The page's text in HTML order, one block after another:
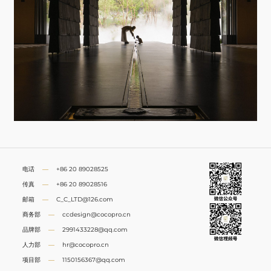
电话 —
+86 20 89028525
传真
—
+86 20 89028516
邮箱
—
C_C_LTD@126.com
商务部
—
ccdesign@cocopro.cn
品牌部
—
2991433228@qq.com
人力部
—
hr@cocopro.cn
项目部
— 1150156367@qq.com